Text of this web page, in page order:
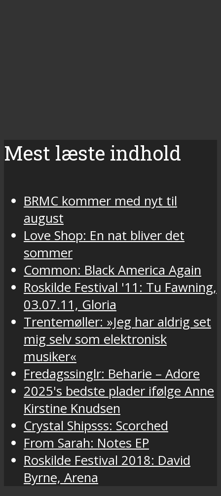
Mest læste indhold
BRMC kommer med nyt til
august
Love Shop: En nat bliver det
sommer
Common: Black America Again
Roskilde Festival '11: Tu Fawning,
03.07.11, Gloria
Trentemøller: »Jeg har aldrig set
mig selv som elektronisk
musiker«
Fredagssinglr: Beharie – Adore
2025's bedste plader ifølge Anne
Kirstine Knudsen
Crystal Shipsss: Scorched
From Sarah: Notes EP
Roskilde Festival 2018: David
Byrne, Arena